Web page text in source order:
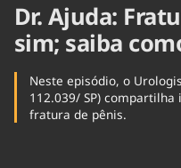
Dr. Ajuda:
sim; saiba
Neste episódio, o
112.039/ SP)
fratura de pênis.